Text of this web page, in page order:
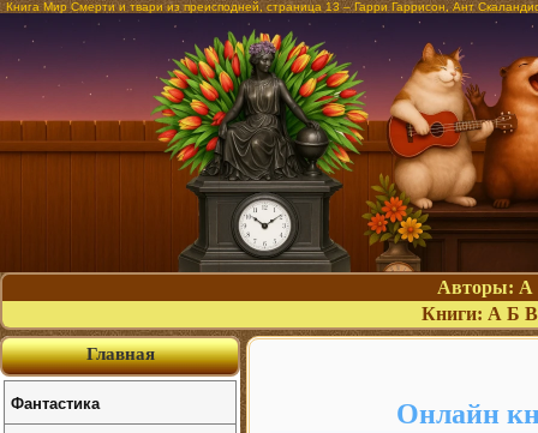
Книга Мир Смерти и твари из преисподней, страница 13 – Гарри Гаррисон, Ант
Авторы: А
Книги: А Б В
Онлайн
Главная
Фантастика